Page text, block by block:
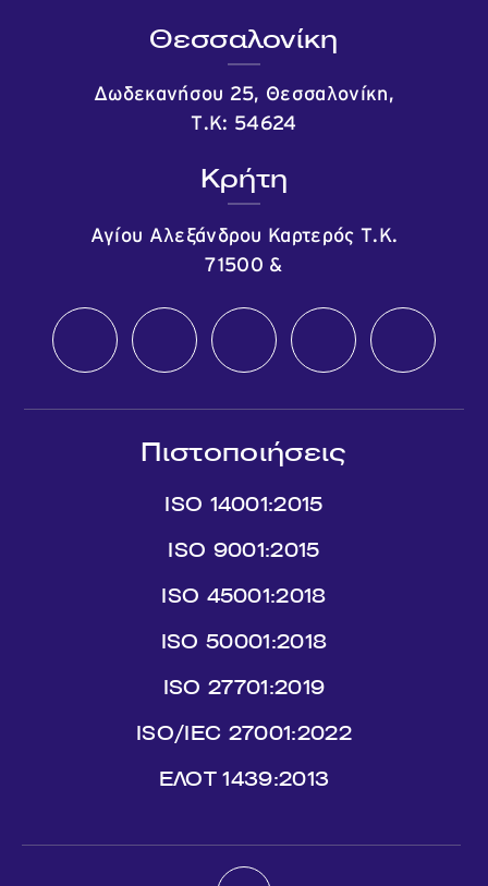
Θεσσαλονίκη
Δωδεκανήσου 25, Θεσσαλονίκη,
Τ.Κ: 54624
Κρήτη
Αγίου Αλεξάνδρου Καρτερός Τ.Κ.
71500 &
Πιστοποιήσεις
ISO 14001:2015
ISO 9001:2015
ISO 45001:2018
ISO 50001:2018
ISO 27701:2019
ISO/IEC 27001:2022
ΕΛΟΤ 1439:2013